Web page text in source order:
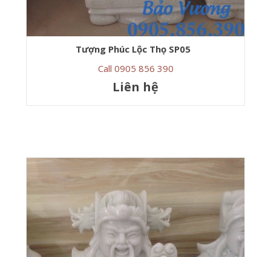
Tượng Phúc Lộc Thọ SP05
Call 0905 856 390
Liên hệ